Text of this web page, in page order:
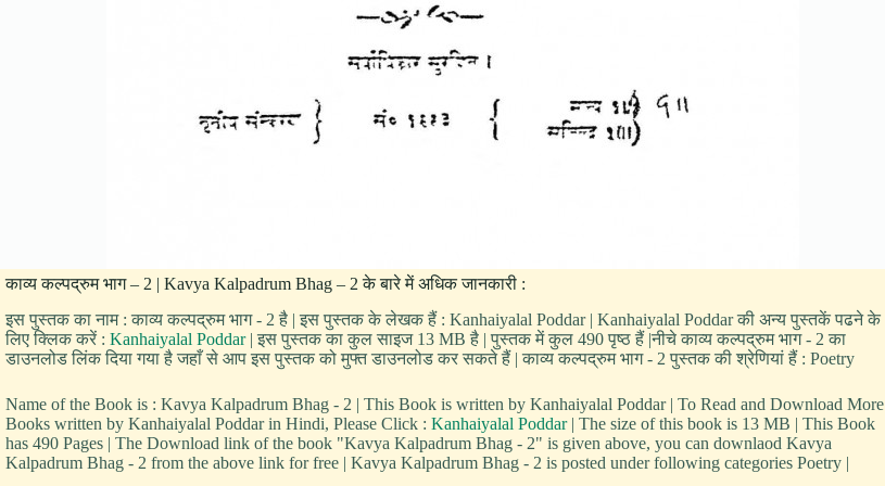
काव्य कल्पद्रुम भाग – 2 | Kavya Kalpadrum Bhag – 2 के बारे में अधिक जानकारी :
इस पुस्तक का नाम : काव्य कल्पद्रुम भाग - 2 है | इस पुस्तक के लेखक हैं : Kanhaiyalal Poddar | Kanhaiyalal Poddar की अन्य पुस्तकें पढने के
लिए क्लिक करें : Kanhaiyalal Poddar| इस पुस्तक का कुल साइज 13 MB है | पुस्तक में कुल 490 पृष्ठ हैं |नीचे काव्य कल्पद्रुम भाग - 2 का
डाउनलोड लिंक दिया गया है जहाँ से आप इस पुस्तक को मुफ्त डाउनलोड कर सकते हैं | काव्य कल्पद्रुम भाग - 2 पुस्तक की श्रेणियां हैं : Poetry
Name of the Book is : Kavya Kalpadrum Bhag - 2 | This Book is written by Kanhaiyalal Poddar | To Read and Download More
Books written by Kanhaiyalal Poddar in Hindi, Please Click : Kanhaiyalal Poddar| The size of this book is 13 MB | This Book
has 490 Pages | The Download link of the book "Kavya Kalpadrum Bhag - 2" is given above, you can downlaod Kavya
Kalpadrum Bhag - 2 from the above link for free | Kavya Kalpadrum Bhag - 2 is posted under following categories Poetry |